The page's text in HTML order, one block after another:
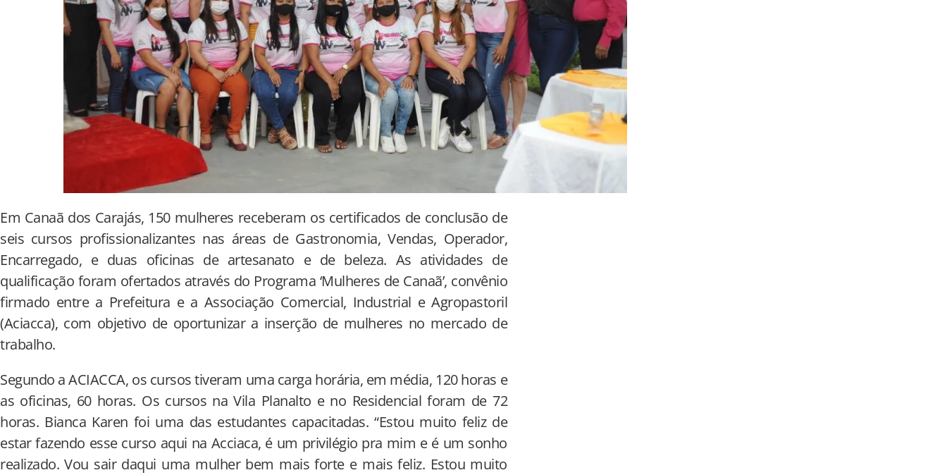
Em Canaã dos Carajás, 150 mulheres receberam os certificados de conclusão de
seis cursos profissionalizantes nas áreas de Gastronomia, Vendas, Operador,
Encarregado, e duas oficinas de artesanato e de beleza. As atividades de
qualificação foram ofertados através do Programa ‘Mulheres de Canaã’, convênio
firmado entre a Prefeitura e a Associação Comercial, Industrial e Agropastoril
(Aciacca), com objetivo de oportunizar a inserção de mulheres no mercado de
trabalho.
Segundo a ACIACCA, os cursos tiveram uma carga horária, em média, 120 horas e
as oficinas, 60 horas. Os cursos na Vila Planalto e no Residencial foram de 72
horas. Bianca Karen foi uma das estudantes capacitadas. “Estou muito feliz de
estar fazendo esse curso aqui na Acciaca, é um privilégio pra mim e é um sonho
realizado. Vou sair daqui uma mulher bem mais forte e mais feliz. Estou muito